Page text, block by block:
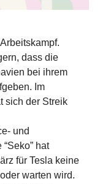
dass die
bei ihrem
Im
sich der Streik
und
hat
für Tesla keine
warten wird.